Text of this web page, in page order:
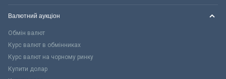
Валютний аукціон
Обмін валют
Курс валют в обмінниках
Курс валют на чорному ринку
Купити долар